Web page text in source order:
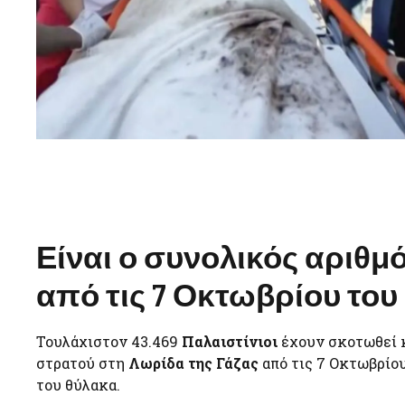
Είναι ο συνολικός
από τις 7 Οκτωβρίου του
Τουλάχιστον 43.469 Παλαιστίνιοι έχουν σκοτωθεί
στρατού στη Λωρίδα της Γάζας από τις 7
του θύλακα.